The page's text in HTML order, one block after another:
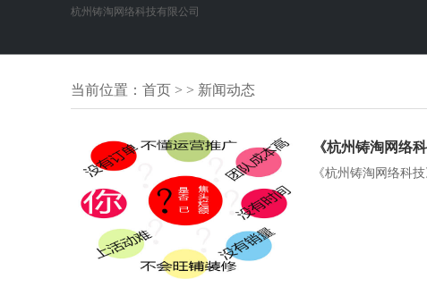
杭州铸淘网络科技有限公司
当前位置： 首页 > > 新闻动态
《杭州铸淘网络
《杭州铸淘网络科